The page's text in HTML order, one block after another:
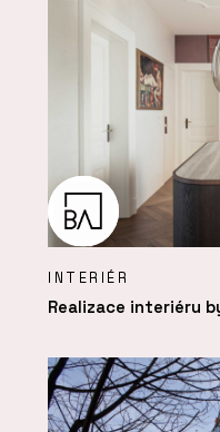
INTERIÉR
Realizace interiéru